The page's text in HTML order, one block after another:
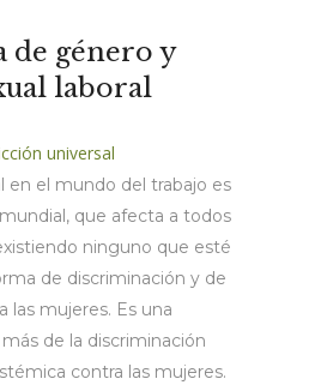
de género y
laboral
universal
en el mundo del trabajo es
que afecta a todos
ninguno que esté
de discriminación y de
las mujeres. Es una
de la discriminación
contra las mujeres.